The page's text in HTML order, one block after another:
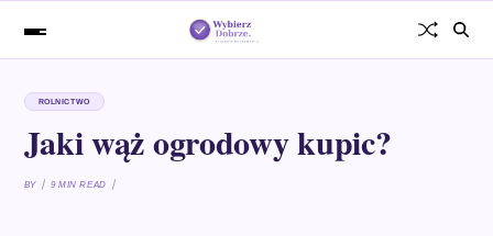
ROLNICTWO
Jaki wąż ogrodowy kupic?
BY 9 MIN READ